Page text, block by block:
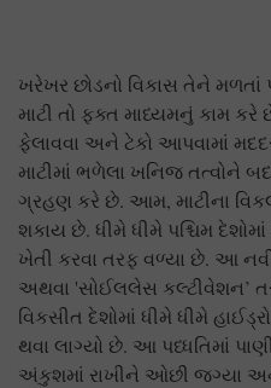
ખરેખર છોડનો વિકાસ તેને
માટી તો ફક્ત માધ્યમનું કામ કરે
ફેલાવવા અને ટેકો આપવામાં
માટીમાં ભળેલા ખનિજ તત્વોને
ગ્રહણ કરે છે. આમ, માટીના
શકાય છે. ધીમે ધીમે પશ્ચિમ દેશોમાં
ખેતી કરવા તરફ વળ્યા છે. આ
અથવા 'સોઈલલેસ કલ્ટીવેશન’
વિકસીત દેશોમાં ધીમે ધીમે
થવા લાગ્યો છે. આ પધ્ધતિમાં
અંકુશમાં રાખીને ઓછી જગ્યા